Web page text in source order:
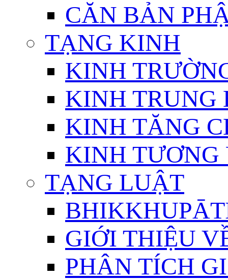
CĂN BẢN
TẠNG KINH
KINH
KINH TRUNG
KINH TĂNG
KINH TƯƠNG
TẠNG LUẬT
GIỚI THIỆU
PHÂN TÍCH